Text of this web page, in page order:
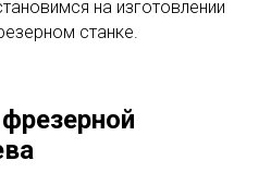
на изготовлении
станке.